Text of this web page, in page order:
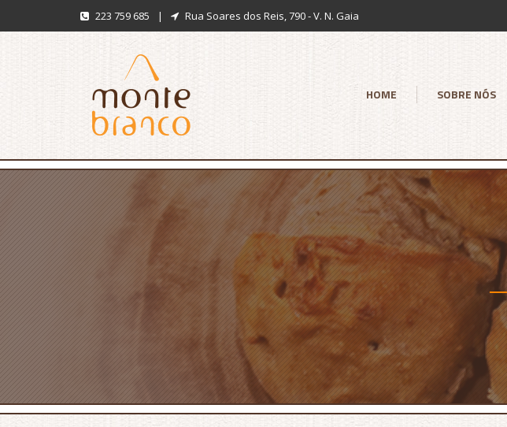
223 759 685 | Rua Soares dos Reis, 790 - V. N. Gaia
HOME SOBRE NÓS